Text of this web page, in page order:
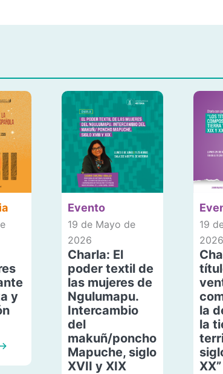
y
Evento
19 de Mayo de
2026
Charla: El
poder textil de
las mujeres de
Ngulumapu.
Intercambio
del
makuñ/poncho
Mapuche, siglo
XVII y XIX
19
2026
la
la
XX”